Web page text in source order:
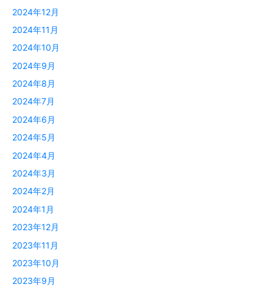
2024年12月
2024年11月
2024年10月
2024年9月
2024年8月
2024年7月
2024年6月
2024年5月
2024年4月
2024年3月
2024年2月
2024年1月
2023年12月
2023年11月
2023年10月
2023年9月